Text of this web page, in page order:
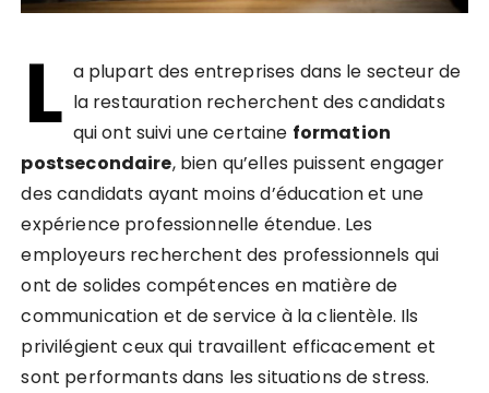
L a plupart des entreprises dans le secteur de
la restauration recherchent des candidats
qui ont suivi une certaine formation
postsecondaire, bien qu’elles puissent engager
des candidats ayant moins d’éducation et une
expérience professionnelle étendue. Les
employeurs recherchent des professionnels qui
ont de solides compétences en matière de
communication et de service à la clientèle. Ils
privilégient ceux qui travaillent efficacement et
sont performants dans les situations de stress.